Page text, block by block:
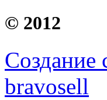
© 2012
Создание
bravosell